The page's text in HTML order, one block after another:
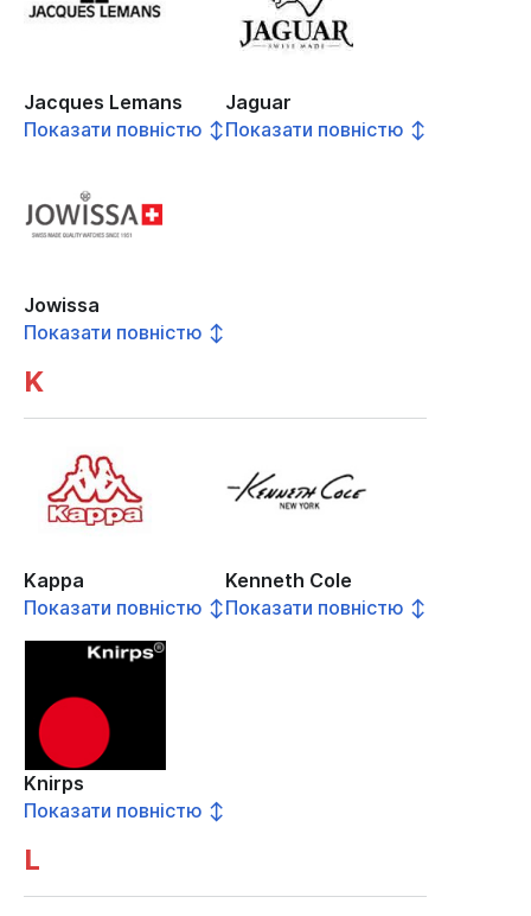
Jacques Lemans
Показати повністю ↕
Jaguar
Показати повністю ↕
Jowissa
Показати повністю ↕
K
Kappa
Показати повністю ↕
Kenneth Cole
Показати повністю ↕
Knirps
Показати повністю ↕
L